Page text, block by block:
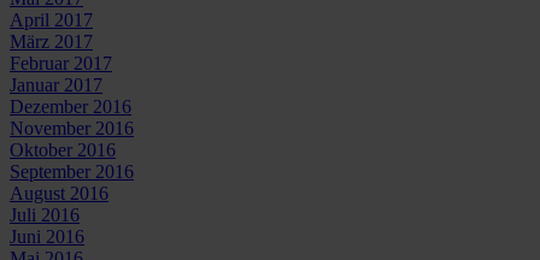
April 2017
März 2017
Februar 2017
Januar 2017
Dezember 2016
November 2016
Oktober 2016
September 2016
August 2016
Juli 2016
Juni 2016